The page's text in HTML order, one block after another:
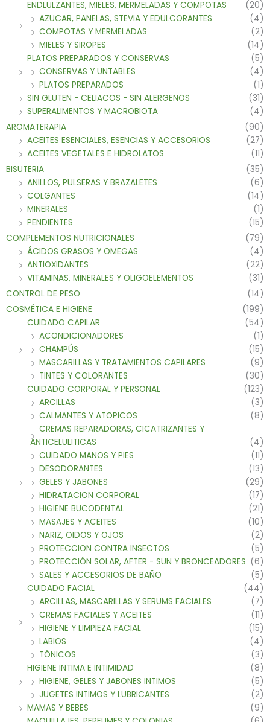
ENDLULZANTES, MIELES, MERMELADAS Y COMPOTAS
(20)
AZUCAR, PANELAS, STEVIA Y EDULCORANTES
(4)
COMPOTAS Y MERMELADAS
(2)
MIELES Y SIROPES
(14)
PLATOS PREPARADOS Y CONSERVAS
(5)
CONSERVAS Y UNTABLES
(4)
PLATOS PREPARADOS
(1)
SIN GLUTEN - CELIACOS - SIN ALERGENOS
(31)
SUPERALIMENTOS Y MACROBIOTA
(4)
AROMATERAPIA
(90)
ACEITES ESENCIALES, ESENCIAS Y ACCESORIOS
(27)
ACEITES VEGETALES E HIDROLATOS
(11)
BISUTERIA
(35)
ANILLOS, PULSERAS Y BRAZALETES
(6)
COLGANTES
(14)
MINERALES
(1)
PENDIENTES
(15)
COMPLEMENTOS NUTRICIONALES
(79)
ÁCIDOS GRASOS Y OMEGAS
(4)
ANTIOXIDANTES
(22)
VITAMINAS, MINERALES Y OLIGOELEMENTOS
(31)
CONTROL DE PESO
(14)
COSMÉTICA E HIGIENE
(199)
CUIDADO CAPILAR
(54)
ACONDICIONADORES
(1)
CHAMPÚS
(15)
MASCARILLAS Y TRATAMIENTOS CAPILARES
(9)
TINTES Y COLORANTES
(30)
CUIDADO CORPORAL Y PERSONAL
(123)
ARCILLAS
(3)
CALMANTES Y ATOPICOS
(8)
CREMAS REPARADORAS, CICATRIZANTES Y
ANTICELULITICAS
(4)
CUIDADO MANOS Y PIES
(11)
DESODORANTES
(13)
GELES Y JABONES
(29)
HIDRATACION CORPORAL
(17)
HIGIENE BUCODENTAL
(21)
MASAJES Y ACEITES
(10)
NARIZ, OIDOS Y OJOS
(2)
PROTECCION CONTRA INSECTOS
(5)
PROTECCIÓN SOLAR, AFTER - SUN Y BRONCEADORES (6)
SALES Y ACCESORIOS DE BAÑO
(5)
CUIDADO FACIAL
(44)
ARCILLAS, MASCARILLAS Y SERUMS FACIALES
(7)
CREMAS FACIALES Y ACEITES
(11)
HIGIENE Y LIMPIEZA FACIAL
(15)
LABIOS
(4)
TÓNICOS
(3)
HIGIENE INTIMA E INTIMIDAD
(8)
HIGIENE, GELES Y JABONES INTIMOS
(5)
JUGETES INTIMOS Y LUBRICANTES
(2)
MAMAS Y BEBES
(9)